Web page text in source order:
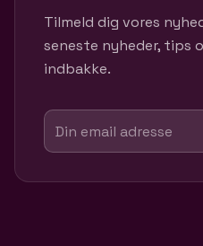
Tilmeld dig vores
seneste nyheder, tips
indbakke.